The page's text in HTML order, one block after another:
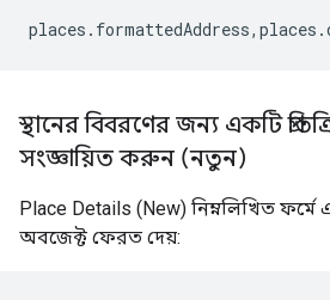
স্থানের বিবরণের জন্য একটি
সংজ্ঞায়িত করুন (নতুন)
Place Details (New) নিম্নলিখিত
অবজেক্ট ফেরত দেয়: